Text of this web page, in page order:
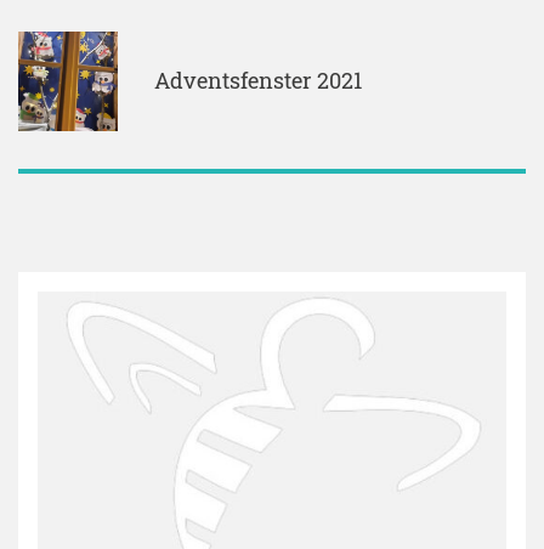
Adventsfenster 2021